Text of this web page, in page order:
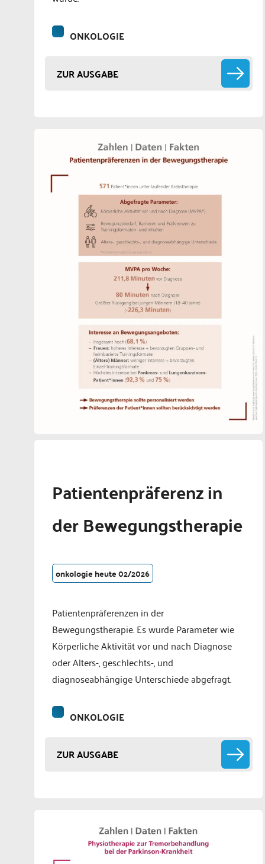
ONKOLOGIE
ZUR AUSGABE
Patientenpräferenz in
der Bewegungstherapie
onkologie heute 02/2026
Patientenpräferenzen in der
Bewegungstherapie. Es wurde Parameter wie
Körperliche Aktivität vor und nach Diagnose
oder Alters-, geschlechts-, und
diagnoseabhängige Unterschiede abgefragt.
ONKOLOGIE
ZUR AUSGABE